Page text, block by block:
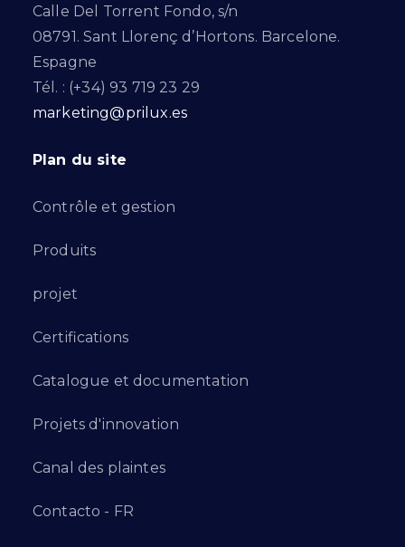
Calle Del Torrent Fondo, s/n
08791. Sant Llorenç d’Hortons. Barcelone.
Espagne
Tél. : (+34) 93 719 23 29
marketing@prilux.es
Plan du site
Contrôle et gestion
Produits
projet
Certifications
Catalogue et documentation
Projets d'innovation
Canal des plaintes
Contacto - FR